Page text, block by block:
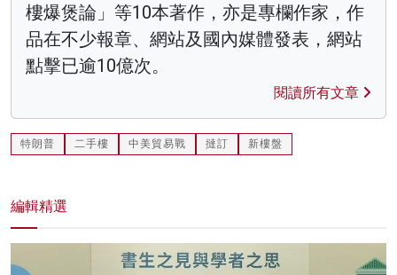
樓爆煲論」等10本著作，亦是專欄作家，作
品在不少報章、網站及國內媒體發表，網站
點擊已逾10億次。
閱讀所有文章
特朗普 二手樓 中美貿易戰 撻訂 新樓盤
編輯精選